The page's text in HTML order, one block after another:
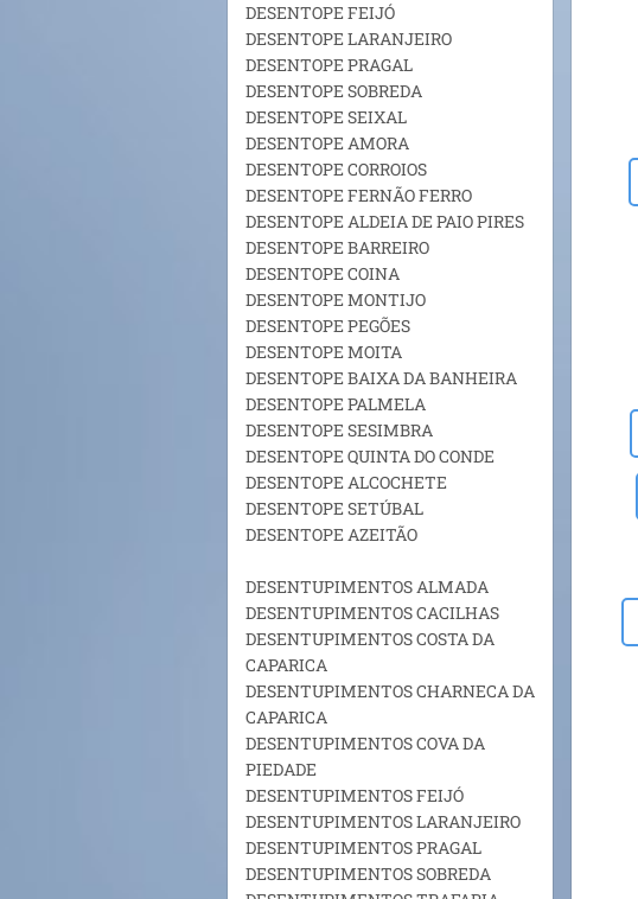
DESENTOPE FEIJÓ
DESENTOPE LARANJEIRO
DESENTOPE PRAGAL
DESENTOPE SOBREDA
DESENTOPE SEIXAL
DESENTOPE AMORA
DESENTOPE CORROIOS
DESENTOPE FERNÃO FERRO
DESENTOPE ALDEIA DE PAIO PIRES
DESENTOPE BARREIRO
DESENTOPE COINA
DESENTOPE MONTIJO
DESENTOPE PEGÕES
DESENTOPE MOITA
DESENTOPE BAIXA DA BANHEIRA
DESENTOPE PALMELA
DESENTOPE SESIMBRA
DESENTOPE QUINTA DO CONDE
DESENTOPE ALCOCHETE
DESENTOPE SETÚBAL
DESENTOPE AZEITÃO
DESENTUPIMENTOS ALMADA
DESENTUPIMENTOS CACILHAS
DESENTUPIMENTOS COSTA DA
CAPARICA
DESENTUPIMENTOS CHARNECA DA
CAPARICA
DESENTUPIMENTOS COVA DA
PIEDADE
DESENTUPIMENTOS FEIJÓ
DESENTUPIMENTOS LARANJEIRO
DESENTUPIMENTOS PRAGAL
DESENTUPIMENTOS SOBREDA